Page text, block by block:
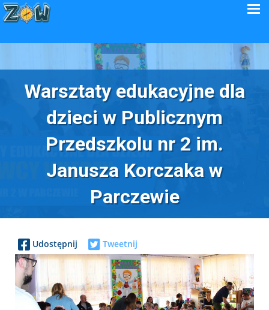
Warsztaty edukacyjne dla
dzieci w Publicznym
Przedszkolu nr 2 im.
Janusza Korczaka w
Parczewie
Udostępnij Tweetnij